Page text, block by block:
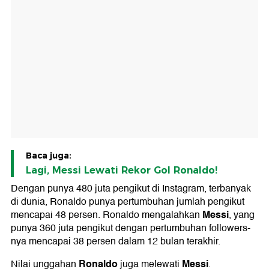
Baca juga:
Lagi, Messi Lewati Rekor Gol Ronaldo!
Dengan punya 480 juta pengikut di Instagram, terbanyak
di dunia, Ronaldo punya pertumbuhan jumlah pengikut
mencapai 48 persen. Ronaldo mengalahkan Messi, yang
punya 360 juta pengikut dengan pertumbuhan followers-
nya mencapai 38 persen dalam 12 bulan terakhir.
Nilai unggahan Ronaldojuga melewati Messi.